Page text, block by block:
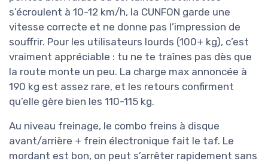
s’écroulent à 10-12 km/h, la CUNFON garde une
vitesse correcte et ne donne pas l’impression de
souffrir. Pour les utilisateurs lourds (100+ kg), c’est
vraiment appréciable : tu ne te traînes pas dès que
la route monte un peu. La charge max annoncée à
190 kg est assez rare, et les retours confirment
qu’elle gère bien les 110-115 kg.
Au niveau freinage, le combo freins à disque
avant/arrière + frein électronique fait le taf. Le
mordant est bon, on peut s’arrêter rapidement sans